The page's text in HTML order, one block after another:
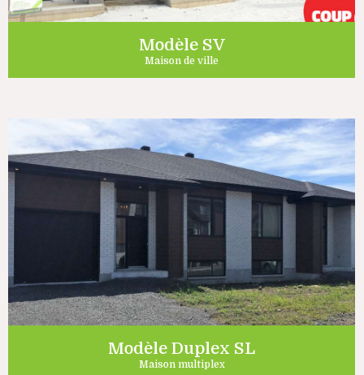
Modèle SV
Maison de ville
Modèle Duplex SL
Maison multiplex